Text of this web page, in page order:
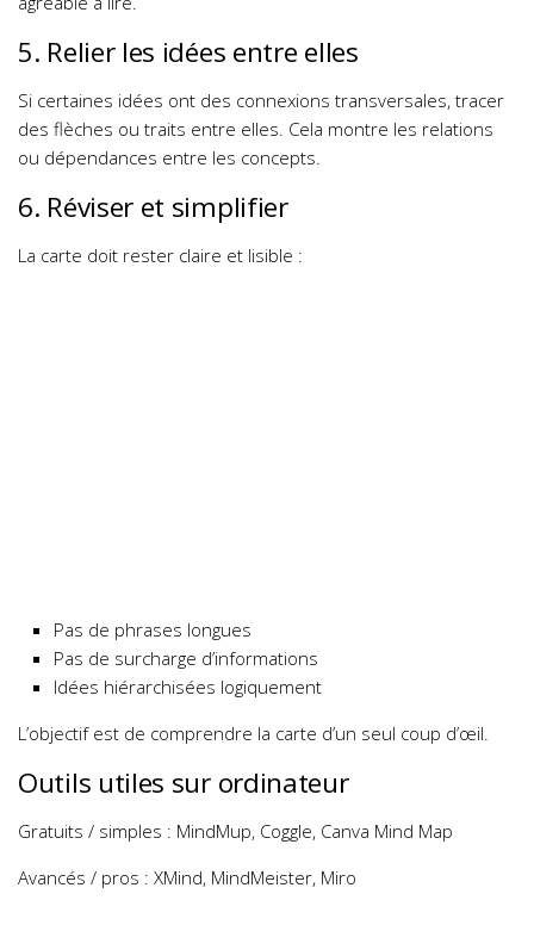
5. Relier les idées entre elles
Si certaines idées ont des connexions transversales, tracer
des flèches ou traits entre elles. Cela montre les relations
ou dépendances entre les concepts.
6. Réviser et simplifier
La carte doit rester claire et lisible :
Pas de phrases longues
Pas de surcharge d’informations
Idées hiérarchisées logiquement
L’objectif est de comprendre la carte d’un seul coup d’œil.
Outils utiles sur ordinateur
Gratuits / simples : MindMup, Coggle, Canva Mind Map
Avancés / pros : XMind, MindMeister, Miro